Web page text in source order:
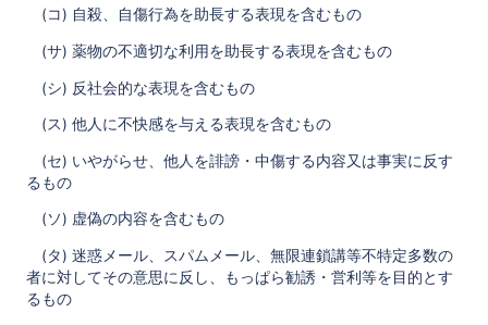
(コ) 自殺、自傷行為を助長する表現を含むもの
(サ) 薬物の不適切な利用を助長する表現を含むもの
(シ) 反社会的な表現を含むもの
(ス) 他人に不快感を与える表現を含むもの
(セ) いやがらせ、他人を誹謗・中傷する内容又は事実に反す
るもの
(ソ) 虚偽の内容を含むもの
(タ) 迷惑メール、スパムメール、無限連鎖講等不特定多数の
者に対してその意思に反し、もっぱら勧誘・営利等を目的とす
るもの